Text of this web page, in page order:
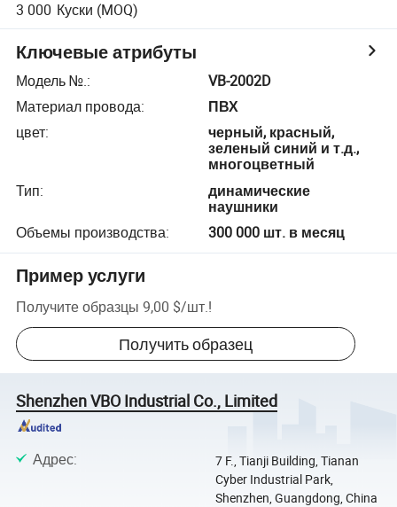
3 000 Куски (MOQ)
Ключевые атрибуты
Модель №.:
VB-2002D
Материал провода:
ПВХ
цвет:
черный, красный,
зеленый синий и т.д.,
многоцветный
Тип:
динамические
наушники
Объемы производства: 300 000 шт. в месяц
Пример услуги
Получите образцы 9,00 $/шт.!
Получить образец
Shenzhen VBO Industrial Co., Limited
Адрес:
7 F., Tianji Building, Tianan
Cyber Industrial Park,
Shenzhen, Guangdong, China